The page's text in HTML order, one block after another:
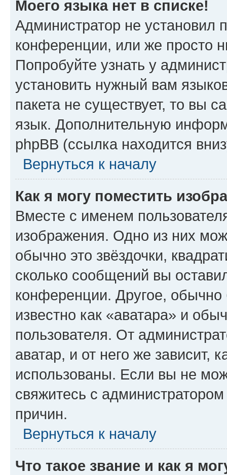
Моего языка нет в списке!
Администратор не установил
конференции, или же просто
Попробуйте узнать у
установить нужный вам
пакета не существует, то вы
язык. Дополнительную
phpBB (ссылка находится
Вернуться к началу
Как я могу поместить
Вместе с именем
изображения. Одно из них
обычно это звёздочки,
сколько сообщений вы
конференции. Другое,
известно как «аватара» и
пользователя. От
аватар, и от него же зависит,
использованы. Если вы не
свяжитесь с
причин.
Вернуться к началу
Что такое звание и как я